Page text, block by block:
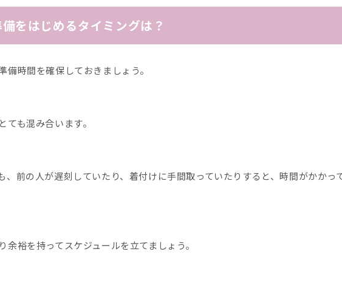
をはじめるタイミングは？
時間を確保しておきましょう。
も混み合います。
、前の人が遅刻していたり、着付けに手間取っていたりすると、時間がかかっ
裕を持ってスケジュールを立てましょう。